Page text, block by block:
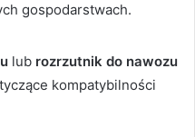
gospodarstwach.
lub rozrzutnik do nawozu
kompatybilności